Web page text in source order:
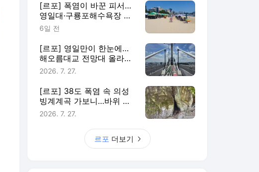
[르포] 폭염이 바꾼 피서…
영일대·구룡포해수욕장 가
보니
6일 전
[르포] 영일만이 한눈에…
해오름대교 전망대 올라보
니
2026. 7. 27.
[르포] 38도 폭염 속 의성
빙계계곡 가보니…바위 틈
엔 ‘겨울’
2026. 7. 27.
르포 더보기